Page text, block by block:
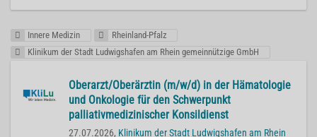
Innere Medizin
Rheinland-Pfalz
Klinikum der Stadt Ludwigshafen am Rhein gemeinnützige GmbH
Oberarzt/Oberärztin (m/w/d) in der Hämatologie
und Onkologie für den Schwerpunkt
palliativmedizinischer Konsildienst
27.07.2026, Klinikum der Stadt Ludwigshafen am Rhein